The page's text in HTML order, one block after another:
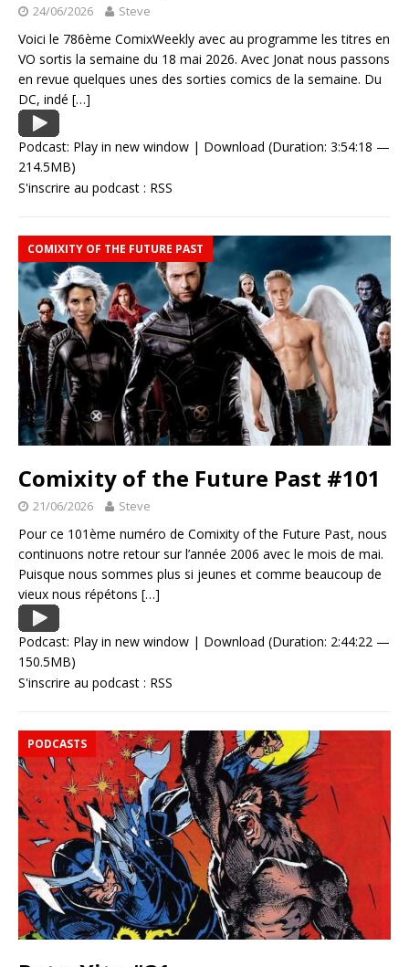
24/06/2026 Steve
Voici le 786ème ComixWeekly avec au programme les titres en
VO sortis la semaine du 18 mai 2026. Avec Jonat nous passons
en revue quelques unes des sorties comics de la semaine. Du
DC, indé […]
Podcast: Play in new window | Download (Duration: 3:54:18 —
214.5MB)
S'inscrire au podcast : RSS
COMIXITY OF THE FUTURE PAST
Comixity of the Future Past #101
21/06/2026 Steve
Pour ce 101ème numéro de Comixity of the Future Past, nous
continuons notre retour sur l’année 2006 avec le mois de mai.
Puisque nous sommes plus si jeunes et comme beaucoup de
vieux nous répétons […]
Podcast: Play in new window | Download (Duration: 2:44:22 —
150.5MB)
S'inscrire au podcast : RSS
PODCASTS